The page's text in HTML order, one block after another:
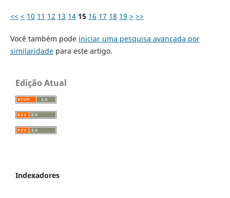
<< < 10 11 12 13 14 15 16 17 18 19 > >>
Você também pode iniciar uma pesquisa avançada por
similaridadepara este artigo.
Edição Atual
Indexadores